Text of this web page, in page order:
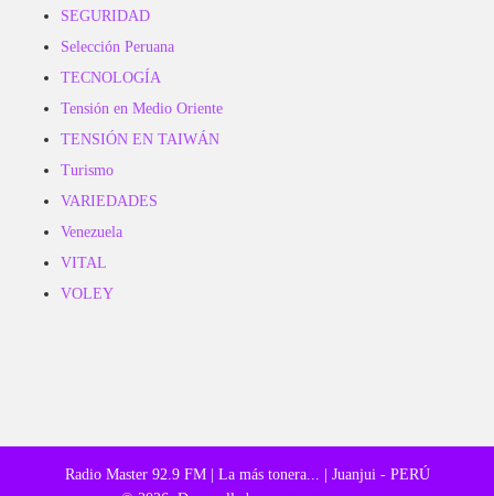
SEGURIDAD
Selección Peruana
TECNOLOGÍA
Tensión en Medio Oriente
TENSIÓN EN TAIWÁN
Turismo
VARIEDADES
Venezuela
VITAL
VOLEY
Radio Master 92.9 FM | La más tonera... | Juanjui - PERÚ